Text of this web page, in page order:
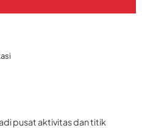
pusat aktivitas dan titik